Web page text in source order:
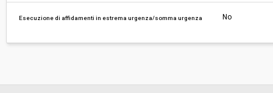
Esecuzione di affidamenti in estrema urgenza/somma urgenza No